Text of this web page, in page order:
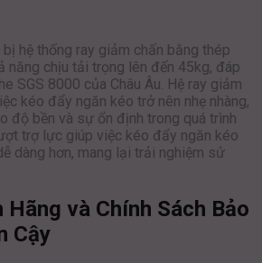
hệ thống ray giảm chấn bằng thép
năng chịu tải trọng lên đến 45kg, đáp
SGS 8000 của Châu Âu. Hệ ray giảm
kéo đẩy ngăn kéo trở nên nhẹ nhàng,
độ bền và sự ổn định trong quá trình
trợ lực giúp việc kéo đẩy ngăn kéo
dàng hơn, mang lại trải nghiệm sử
Hãng và Chính Sách Bảo
Cậy